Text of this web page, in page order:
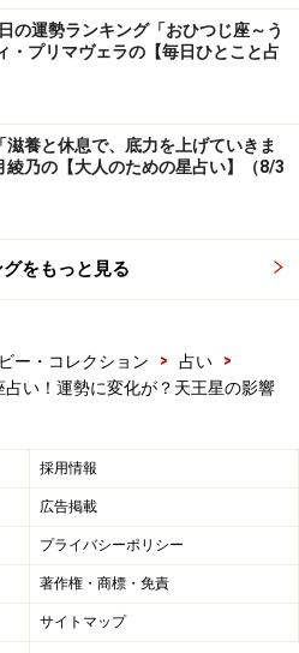
7月22日生まれ）
開きます。独創性豊かに、個
も見たことがないこと、知ら
理解が出来ないのです。それ
く突然起こるため、日記をつ
いくと安全です。偶発性が高
があるからです。志を持って
価、活躍も約束されます。
の運勢ランキング「おひつじ座～う
・プリマヴェラの【毎日ひとこと占
滋養と休息で、底力を上げていきま
綾乃の【大人のための星占い】（8/3
をもっと見る
ー・コレクション > 占い
>
い！運勢に変化が？天王星の影響
採用情報
広告掲載
プライバシーポリシー
著作権・商標・免責
サイトマップ